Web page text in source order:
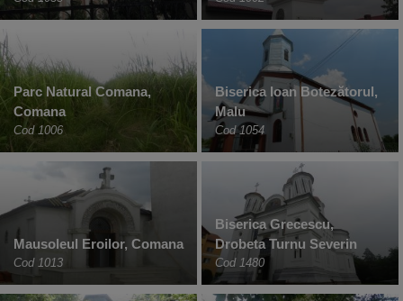
Parc Natural Comana,
Comana
Cod 1006
Biserica Ioan Botezătorul,
Malu
Cod 1054
Mausoleul Eroilor, Comana
Cod 1013
Biserica Grecescu,
Drobeta Turnu Severin
Cod 1480